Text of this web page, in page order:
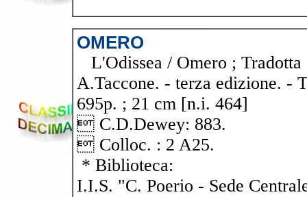
OMERO
L'Odissea / Omero ; Tradotta
A.Taccone. - terza edizione. -
695p. ; 21 cm [n.i. 464]
 C.D.Dewey: 883.
 Colloc. : 2 A25.
* Biblioteca:
I.I.S. "C. Poerio - Sede